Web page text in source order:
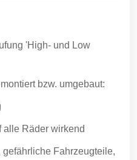
'High- und Low
bzw. umgebaut:
alle Räder wirkend
gefährliche Fahrzeugteile,